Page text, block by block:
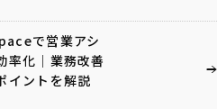
で営業アシ
率化｜業務改善
イントを解説